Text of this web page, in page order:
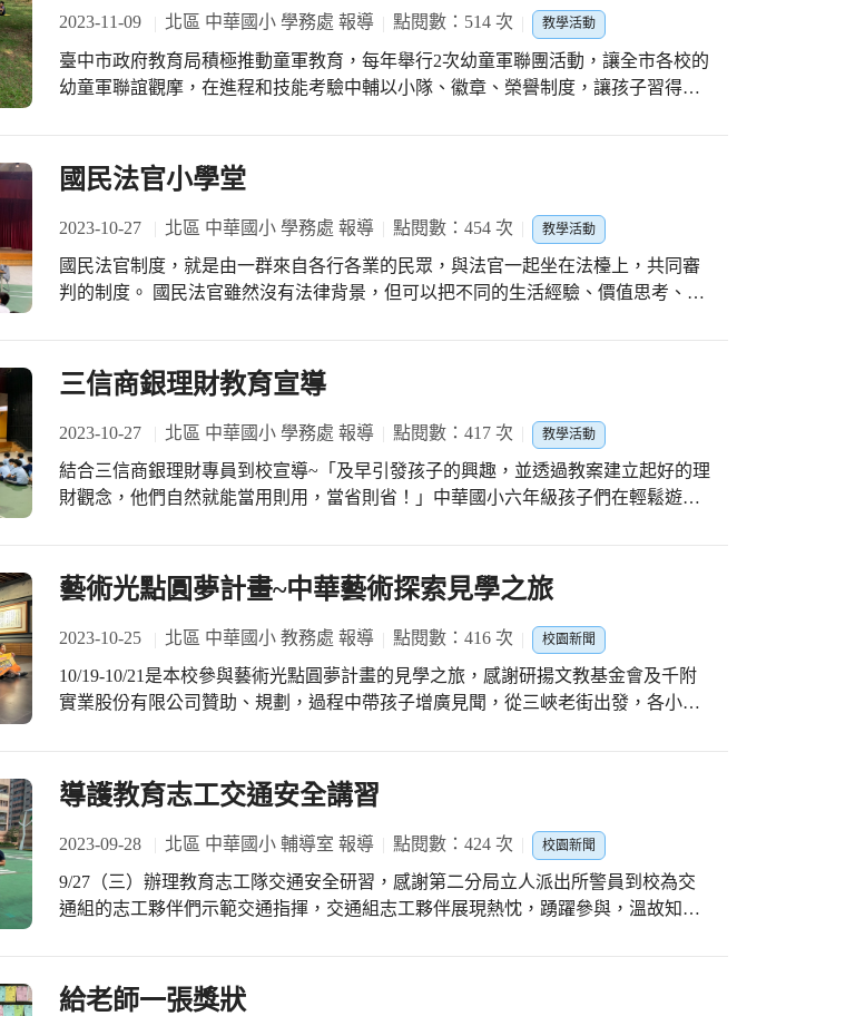
2023-11-09 北區 中華國小 學務處 報導 點閱數：514 次 教學活動
臺中市政府教育局積極推動童軍教育，每年舉行2次幼童軍聯團活動，讓全市各校的
幼童軍聯誼觀摩，在進程和技能考驗中輔以小隊、徽章、榮譽制度，讓孩子習得童
長帶隊參加本次聯團活動，進而豐富每位小狼的體驗。
國民法官小學堂
2023-10-27 北區 中華國小 學務處 報導 點閱數：454 次 教學活動
國民法官制度，就是由一群來自各行各業的民眾，與法官一起坐在法檯上，共同審
判的制度。 國民法官雖然沒有法律背景，但可以把不同的生活經驗、價值思考、法
老師邀請臺灣高等法院台中分院高法官蒞校，運用淺顯易懂的教材，讓五年級學生
了解今年上路的新制度。
三信商銀理財教育宣導
2023-10-27 北區 中華國小 學務處 報導 點閱數：417 次 教學活動
結合三信商銀理財專員到校宣導~「及早引發孩子的興趣，並透過教案建立起好的理
財觀念，他們自然就能當用則用，當省則省！」中華國小六年級孩子們在輕鬆遊戲
藝術光點圓夢計畫~中華藝術探索見學之旅
2023-10-25 北區 中華國小 教務處 報導 點閱數：416 次 校園新聞
10/19-10/21是本校參與藝術光點圓夢計畫的見學之旅，感謝研揚文教基金會及千附
實業股份有限公司贊助、規劃，過程中帶孩子增廣見聞，從三峽老街出發，各小隊
海事博物館及國家兩廳院，讓孩子在藝文方面、生活體驗等，都有著難得且寶貴的
經驗。
導護教育志工交通安全講習
2023-09-28 北區 中華國小 輔導室 報導 點閱數：424 次 校園新聞
9/27（三）辦理教育志工隊交通安全研習，感謝第二分局立人派出所警員到校為交
通組的志工夥伴們示範交通指揮，交通組志工夥伴展現熱忱，踴躍參與，溫故知
給老師一張獎狀